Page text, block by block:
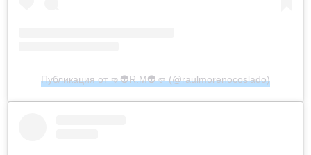
Публикация от 🤜👽R.M👽🤛 (@raulmorenocoslado)